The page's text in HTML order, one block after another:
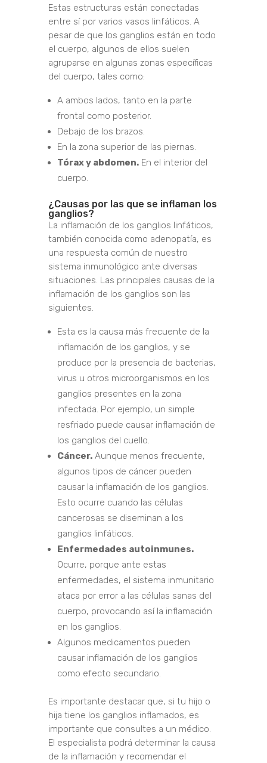
Estas estructuras están conectadas
entre sí por varios vasos linfáticos. A
pesar de que los ganglios están en todo
el cuerpo, algunos de ellos suelen
agruparse en algunas zonas específicas
del cuerpo, tales como:
A ambos lados, tanto en la parte
frontal como posterior.
Debajo de los brazos.
En la zona superior de las piernas.
Tórax y abdomen.En el interior del
cuerpo.
¿Causas por las que se inflaman los
ganglios?
La inflamación de los ganglios linfáticos,
también conocida como adenopatía, es
una respuesta común de nuestro
sistema inmunológico ante diversas
situaciones. Las principales causas de la
inflamación de los ganglios son las
siguientes.
Esta es la causa más frecuente de la
inflamación de los ganglios, y se
produce por la presencia de bacterias,
virus u otros microorganismos en los
ganglios presentes en la zona
infectada. Por ejemplo, un simple
resfriado puede causar inflamación de
los ganglios del cuello.
Cáncer.Aunque menos frecuente,
algunos tipos de cáncer pueden
causar la inflamación de los ganglios.
Esto ocurre cuando las células
cancerosas se diseminan a los
ganglios linfáticos.
Enfermedades autoinmunes.
Ocurre, porque ante estas
enfermedades, el sistema inmunitario
ataca por error a las células sanas del
cuerpo, provocando así la inflamación
en los ganglios.
Algunos medicamentos pueden
causar inflamación de los ganglios
como efecto secundario.
Es importante destacar que, si tu hijo o
hija tiene los ganglios inflamados, es
importante que consultes a un médico.
El especialista podrá determinar la causa
de la inflamación y recomendar el